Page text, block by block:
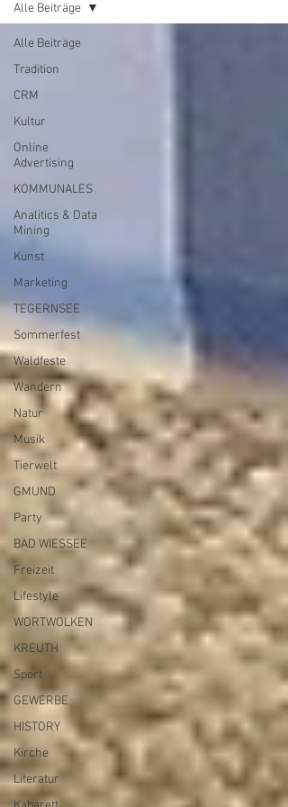
Archiv
Alle Beiträge
Tradition
CRM
Kultur
Online
Advertising
KOMMUNALES
Analitics & Data
Mining
Kunst
Marketing
TEGERNSEE
Sommerfest
Waldfeste
Wandern
Natur
Musik
Tierwelt
GMUND
Party
BAD WIESSEE
Freizeit
Lifestyle
WORTWOLKEN
KREUTH
Sport
GEWERBE
HISTORY
Kirche
Literatur
Alle Beiträge